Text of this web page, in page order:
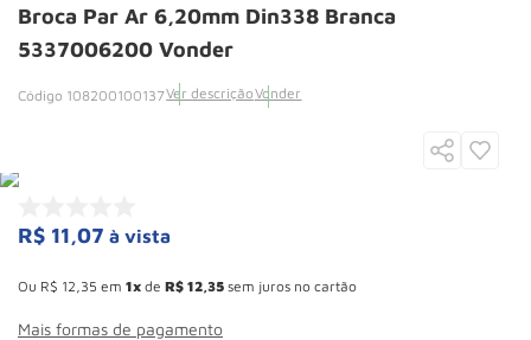
Broca Par Ar 6,20mm Din338 Branca
5337006200 Vonder
108200100137Ver descriçãoVonder
R$ 11,07 à vista
Ou R$ 12 35 em 1 de R$ 12 35 sem juros no cartão
Mais formas de pagamento
º Macaco Hidraulico
8 Roda
9º Rodizio
10 º Paleteira